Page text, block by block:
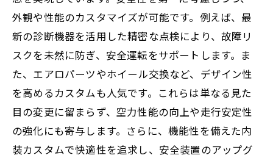
外観や性能のカスタマイズが可能です。例えば、最
新の診断機器を活用した精密な点検により、故障リ
スクを未然に防ぎ、安全運転をサポートします。ま
た、エアロパーツやホイール交換など、デザイン性
を高めるカスタムも人気です。これらは単なる見た
目の変更に留まらず、空力性能の向上や走行安定性
の強化にも寄与します。さらに、機能性を備えた内
装カスタムで快適性を追求し、安全装置のアップグ